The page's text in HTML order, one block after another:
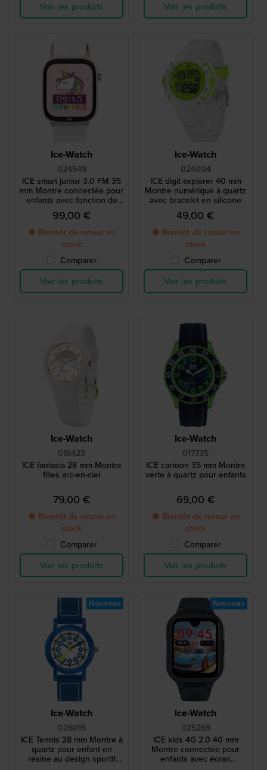
Voir les produits Voir les produits
Ice-Watch
024549
ICE smart junior 3.0 FM 35
mm Montre connectée pour
enfants avec fonction de
géolocalisation Apple Find
My.
99,00 €
● Bientôt de retour en
stock
Comparer
Voir les produits
Ice-Watch
024004
ICE digit explorer 40 mm
Montre numérique à quartz
avec bracelet en silicone
49,00 €
● Bientôt de retour en
stock
Comparer
Voir les produits
Ice-Watch
018423
ICE fantasia 28 mm Montre
filles arc-en-ciel
79,00 €
● Bientôt de retour en
stock
Comparer
Voir les produits
Ice-Watch
017735
ICE cartoon 35 mm Montre
verte à quartz pour enfants
69,00 €
● Bientôt de retour en
stock
Comparer
Voir les produits
Ice-Watch
026015
ICE Tennis 28 mm Montre à
quartz pour enfant en
résine au design sportif
Nouveau
Ice-Watch
025269
ICE kids 4G 2.0 40 mm
Montre connectée pour
enfants avec écran
Nouveau